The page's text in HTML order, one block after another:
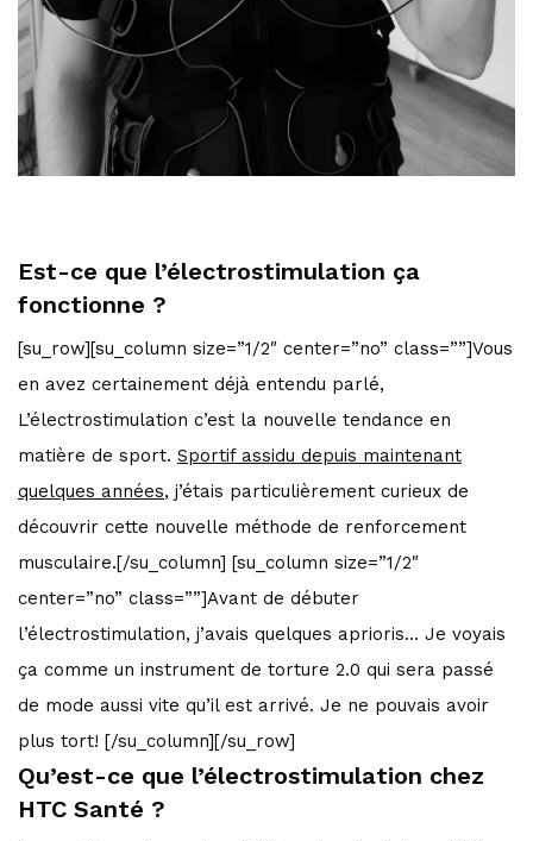
Est-ce que l’électrostimulation ça
fonctionne ?
[su_row][su_column size=”1/2″ center=”no” class=””]Vous
en avez certainement déjà entendu parlé,
L’électrostimulation c’est la nouvelle tendance en
matière de sport. Sportif assidu depuis maintenant
quelques années, j’étais particulièrement curieux de
découvrir cette nouvelle méthode de renforcement
musculaire.[/su_column] [su_column size=”1/2″
center=”no” class=””]Avant de débuter
l’électrostimulation, j’avais quelques aprioris… Je voyais
ça comme un instrument de torture 2.0 qui sera passé
de mode aussi vite qu’il est arrivé. Je ne pouvais avoir
plus tort! [/su_column][/su_row]
Qu’est-ce que l’électrostimulation chez
HTC Santé ?